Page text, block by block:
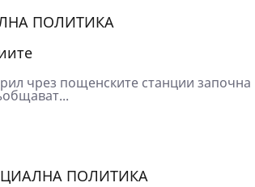
ПОЛИТИКА
чрез пощенските станции започна
ПОЛИТИКА